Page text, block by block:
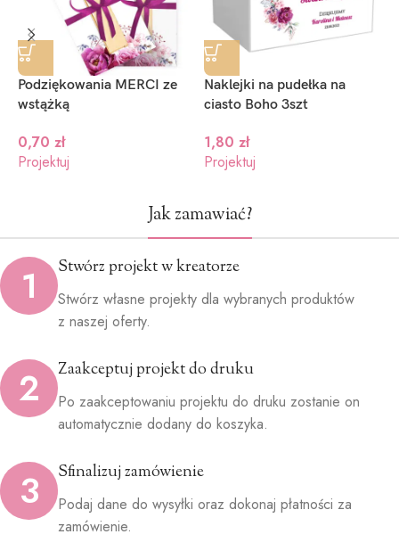
Podziękowania MERCI ze
wstążką
0,70 zł
Projektuj
Naklejki na pudełka na
ciasto Boho 3szt
1,80 zł
Projektuj
Jak zamawiać?
1 Stwórz projekt w kreatorze
Stwórz własne projekty dla wybranych produktów
z naszej oferty.
2 Zaakceptuj projekt do druku
Po zaakceptowaniu projektu do druku zostanie on
automatycznie dodany do koszyka.
3 Sfinalizuj zamówienie
Podaj dane do wysyłki oraz dokonaj płatności za
zamówienie.